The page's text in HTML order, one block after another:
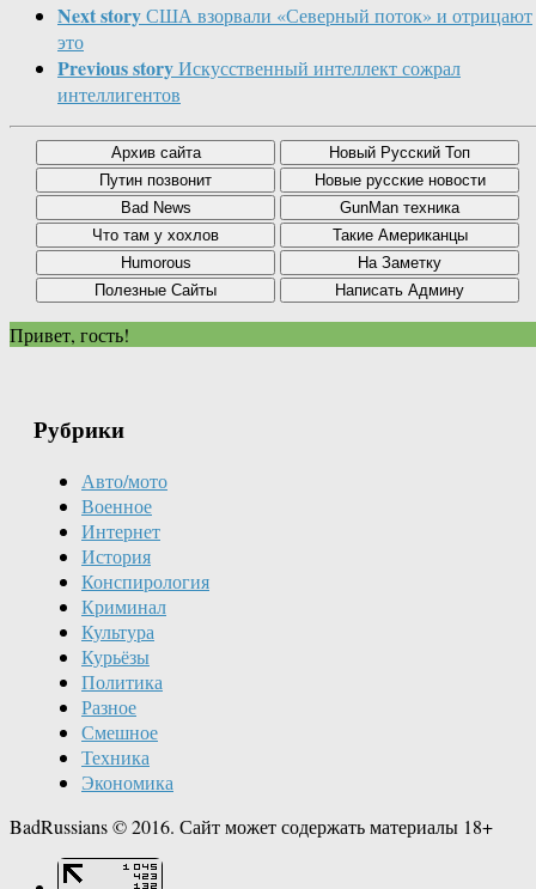
Next storyСША взорвали «Северный поток» и отрицают
это
Previous storyИскусственный интеллект сожрал
интеллигентов
Привет, гость!
Рубрики
Авто/мото
Военное
Интернет
История
Конспирология
Криминал
Культура
Курьёзы
Политика
Разное
Смешное
Техника
Экономика
BadRussians © 2016. Сайт может содержать материалы 18+